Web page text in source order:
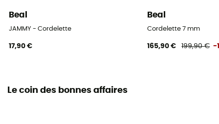
Beal
JAMMY - Cordelette
17,90 €
Beal
Cordelette 7 mm
165,90 € 199,90 € -
Le coin des bonnes affaires